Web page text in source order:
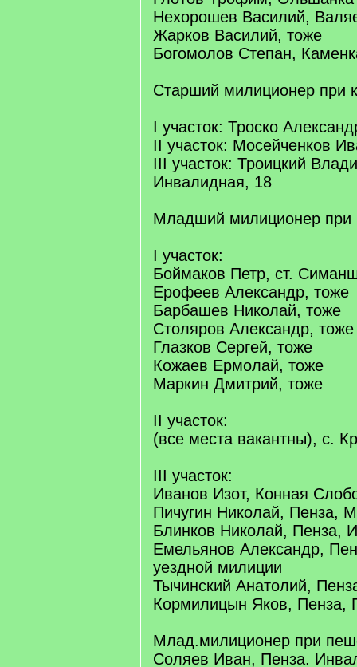
Нехорошев Василий,
Жарков Василий, тоже
Богомолов Степан,
Старший милиционер при
I участок: Троско
II участок: Мосейченков
III участок: Троицкий
Инвалидная, 18
Младший милиционер при
I участок:
Боймаков Петр, ст.
Ерофеев Александр, тоже
Барбашев Николай, тоже
Столяров Александр, тоже
Глазков Сергей, тоже
Кожаев Ермолай, тоже
Маркин Дмитрий, тоже
II участок:
(все места вакантны), с.
III участок:
Иванов Изот, Конная
Пичугин Николай, Пенза,
Блинков Николай, Пенза,
Емельянов Александр,
уездной милиции
Тычинский Анатолий,
Кормилицын Яков, Пенза,
Млад.милиционер при
Соляев Иван, Пенза.